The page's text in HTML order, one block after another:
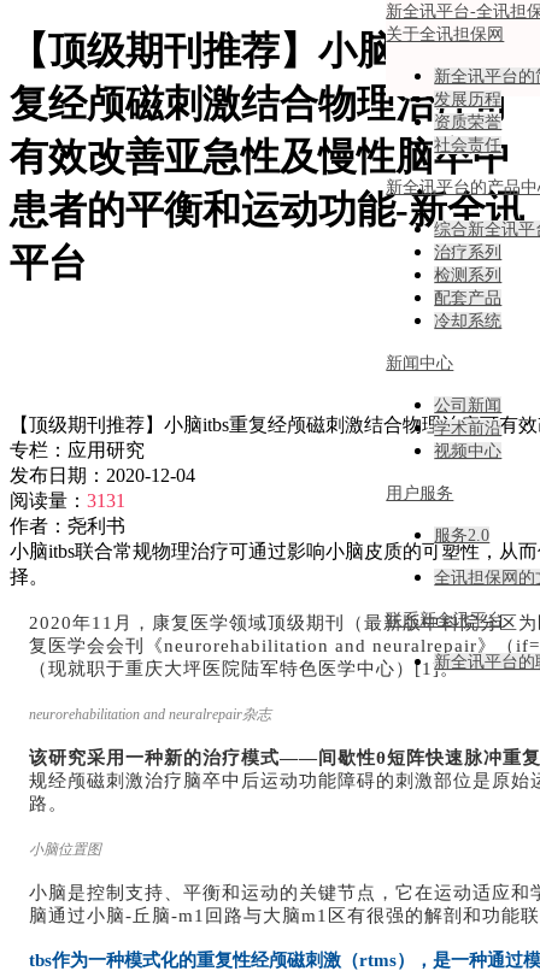
【顶级期刊推荐】小脑itbs重
复经颅磁刺激结合物理治疗可
有效改善亚急性及慢性脑卒中
患者的平衡和运动功能-新全讯
平台
新全讯平台-全讯担
关于全讯担保网
新全讯平台的
发展历程
资质荣誉
社会责任
新全讯平台的产品
综合新全讯
治疗系列
检测系列
配套产品
冷却系统
新闻中心
公司新闻
学术前沿
视频中心
用户服务
服务2.0
全讯担保网的
联系新全讯平台
新全讯平台的
【顶级期刊推荐】小脑itbs重复经颅磁刺激结合物理治疗可有
专栏： 应用研究
发布日期： 2020-12-04
阅读量： 3131
作者： 尧利书
小脑itbs联合常规物理治疗可通过影响小脑皮质的可塑性，从
择。
2020年11月，康复医学领域顶级期刊（最新版中科院分区
复医学会会刊《neurorehabilitation and neuralrepair》（
（现就职于重庆大坪医院陆军特色医学中心）[1]。
neurorehabilitation and neuralrepair杂志
该研究采用一种新的治疗模式——间歇性θ短阵快速脉冲
规经颅磁刺激治疗脑卒中后运动功能障碍的刺激部位是原
路。
小脑位置图
小脑是控制支持、平衡和运动的关键节点，它在运动适应
脑通过小脑-丘脑-m1回路与大脑m1区有很强的解剖和功能
tbs作为一种模式化的重复性经颅磁刺激（rtms），是一种通过